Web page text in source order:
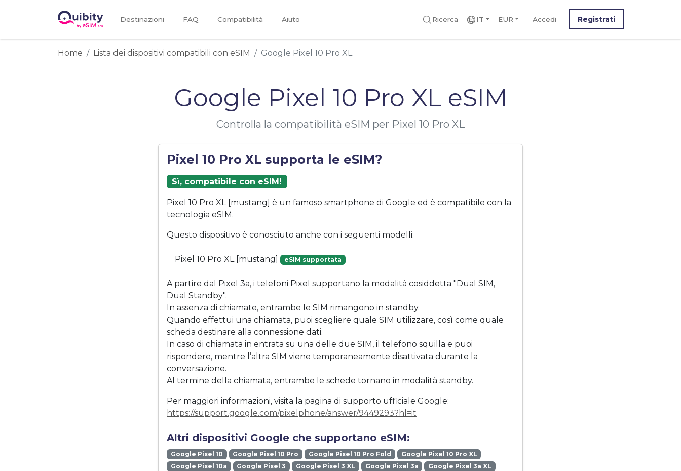
Destinazioni FAQ Compatibilità Aiuto Ricerca IT EUR Accedi Registrati
Home Lista dei dispositivi compatibili con eSIM Google Pixel 10 Pro XL
Google Pixel 10 Pro XL eSIM
Controlla la compatibilità eSIM per Pixel 10 Pro XL
Pixel 10 Pro XL supporta le eSIM?
Sì, compatibile con eSIM!
Pixel 10 Pro XL [mustang] è un famoso smartphone di Google ed è compatibile con la
tecnologia eSIM.
Questo dispositivo è conosciuto anche con i seguenti modelli:
Pixel 10 Pro XL [mustang] eSIM supportata
A partire dal Pixel 3a, i telefoni Pixel supportano la modalità cosiddetta "Dual SIM,
Dual Standby".
In assenza di chiamate, entrambe le SIM rimangono in standby.
Quando effettui una chiamata, puoi scegliere quale SIM utilizzare, così come quale
scheda destinare alla connessione dati.
In caso di chiamata in entrata su una delle due SIM, il telefono squilla e puoi
rispondere, mentre l’altra SIM viene temporaneamente disattivata durante la
conversazione.
Al termine della chiamata, entrambe le schede tornano in modalità standby.
Per maggiori informazioni, visita la pagina di supporto ufficiale Google:
https://support.google.com/pixelphone/answer/9449293?hl=it
Altri dispositivi Google che supportano eSIM:
Google Pixel 10 Google Pixel 10 Pro Google Pixel 10 Pro Fold
Google Pixel 10 Pro XL
Google Pixel 10a
Google Pixel 3 Google Pixel 3 XL Google Pixel 3a
Google Pixel 3a XL